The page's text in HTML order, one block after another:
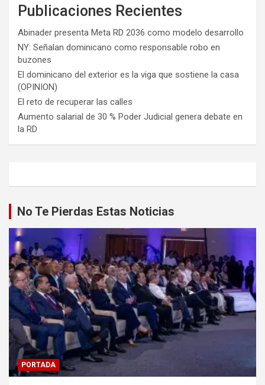
Publicaciones Recientes
Abinader presenta Meta RD 2036 como modelo desarrollo
NY: Señalan dominicano como responsable robo en
buzones
El dominicano del exterior es la viga que sostiene la casa
(OPINION)
El reto de recuperar las calles
Aumento salarial de 30 % Poder Judicial genera debate en
la RD
No Te Pierdas Estas Noticias
PORTADA